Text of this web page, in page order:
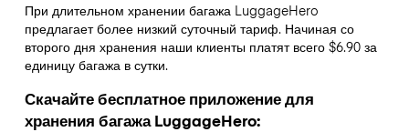
При длительном хранении багажа LuggageHero
предлагает более низкий суточный тариф. Начиная со
второго дня хранения наши клиенты платят всего $6.90 за
единицу багажа в сутки.
Скачайте бесплатное приложение для
хранения багажа LuggageHero: